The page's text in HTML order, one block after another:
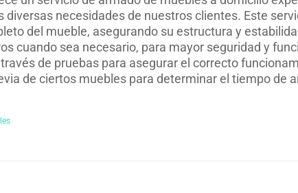
diversas necesidades de nuestros clientes. Este
del mueble, asegurando su estructura y
cuando sea necesario, para mayor seguridad y
de pruebas para asegurar el correcto
de ciertos muebles para determinar el tiempo de